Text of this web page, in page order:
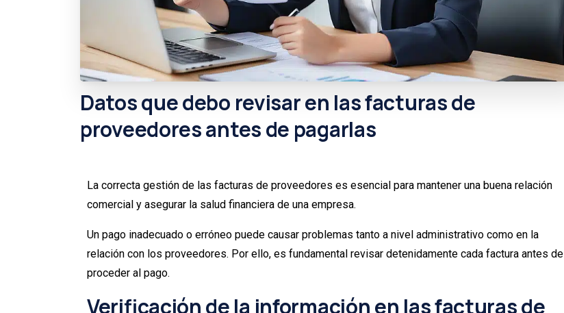
Datosquedebo revisaren lasfacturasde
proveedoresantesde pagarlas
La correcta gestión de las facturas de proveedores es esencial para mantener una buena relación
comercial y asegurar la salud financiera de una empresa.
Un pago inadecuado o erróneo puede causar problemas tanto a nivel administrativo como en la
relación con los proveedores. Por ello, es fundamental revisar detenidamente cada factura antes de
proceder al pago.
Verificación de la información en las facturas de